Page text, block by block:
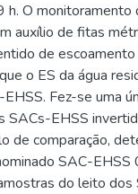
h. O
auxílio de fitas
de escoamento
o ES da água
Fez-se uma
SACs-EHSS
de comparação,
SAC-
do leito dos